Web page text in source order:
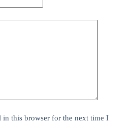
in this browser for the next time I